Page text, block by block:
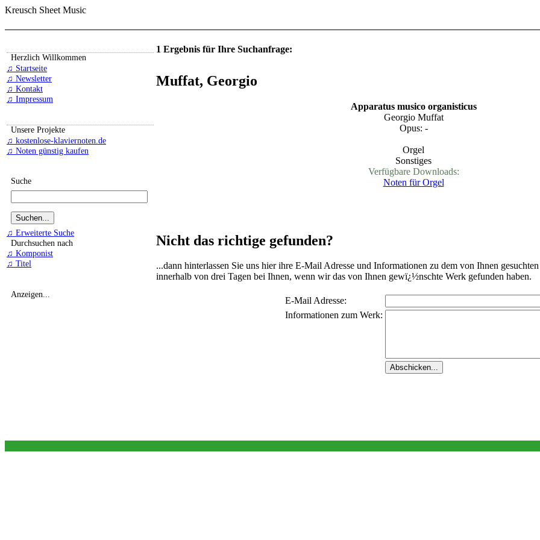
Kreusch Sheet Music
Herzlich Willkommen
♫ Startseite
♫ Newsletter
♫ Kontakt
♫ Impressum
Unsere Projekte
♫ kostenlose-klaviernoten.de
♫ Noten günstig kaufen
Suche
♫ Erweiterte Suche
Durchsuchen nach
♫ Komponist
♫ Titel
Anzeigen...
1 Ergebnis für Ihre Suchanfrage:
Muffat, Georgio
Apparatus musico organisticus
Georgio Muffat
Opus: -
Orgel
Sonstiges
Verfügbare Downloads:
Noten für Orgel
Nicht das richtige gefunden?
...dann hinterlassen Sie uns hier ihre E-Mail Adresse und Informationen zu dem von Ihnen
innerhalb von drei Tagen bei Ihnen, wenn wir das von Ihnen gewï¿½nschte Werk gefunden haben.
E-Mail Adresse:
Informationen zum Werk: